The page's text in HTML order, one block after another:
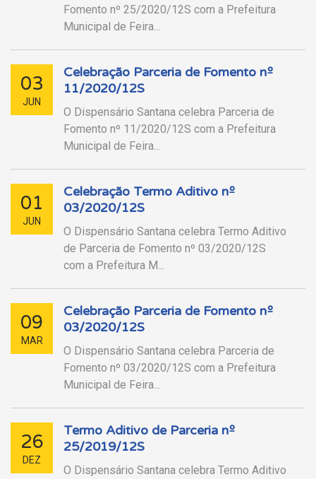
Fomento nº 25/2020/12S com a Prefeitura
Municipal de Feira...
03
JUN
Celebração Parceria de Fomento nº
11/2020/12S
O Dispensário Santana celebra Parceria de
Fomento nº 11/2020/12S com a Prefeitura
Municipal de Feira...
01
JUN
Celebração Termo Aditivo nº
03/2020/12S
O Dispensário Santana celebra Termo Aditivo
de Parceria de Fomento nº 03/2020/12S
com a Prefeitura M...
09
MAR
Celebração Parceria de Fomento nº
03/2020/12S
O Dispensário Santana celebra Parceria de
Fomento nº 03/2020/12S com a Prefeitura
Municipal de Feira...
26
DEZ
Termo Aditivo de Parceria nº
25/2019/12S
O Dispensário Santana celebra Termo Aditivo